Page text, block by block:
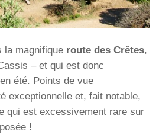
la magnifique route des Crêtes,
– et qui est donc
été. Points de vue
exceptionnelle et, fait notable,
qui est excessivement rare sur
!